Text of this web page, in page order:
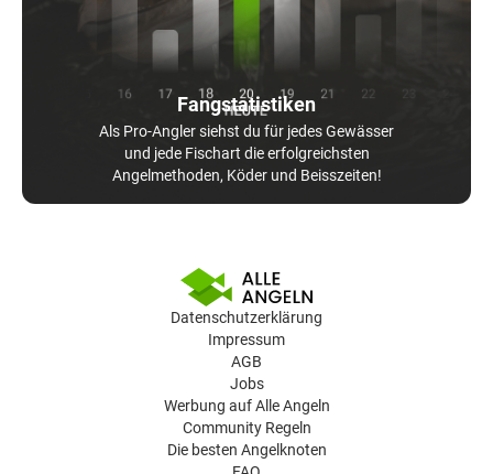
Fangstatistiken
Als Pro-Angler siehst du für jedes Gewässer
und jede Fischart die erfolgreichsten
Angelmethoden, Köder und Beisszeiten!
Datenschutzerklärung
Impressum
AGB
Jobs
Werbung auf Alle Angeln
Community Regeln
Die besten Angelknoten